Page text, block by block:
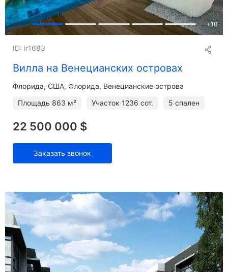
+10
Вилла на Венецианских островах
ID: ir1683
Флорида США, Флорида, Венецианские острова
Площадь 863 м² Участок 1236 сот. 5 спален
22 500 000 $
Заказать звонок